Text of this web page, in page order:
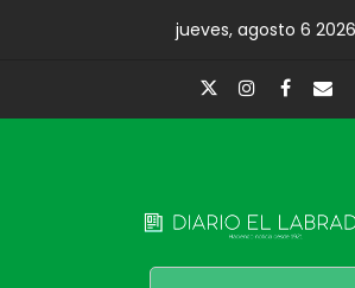
jueves, agosto 6 2026